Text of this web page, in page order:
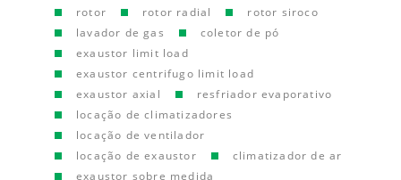
rotor
rotor radial
rotor siroco
lavador de gas
coletor de pó
exaustor limit load
exaustor centrifugo limit load
exaustor axial
resfriador evaporativo
locação de climatizadores
locação de ventilador
locação de exaustor
climatizador de ar
exaustor sobre medida